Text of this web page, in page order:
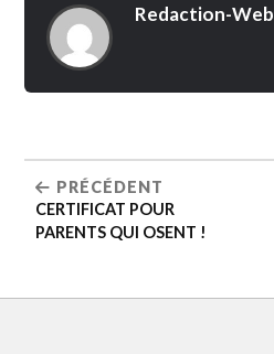
Redaction-Web
PRÉCÉDENT
CERTIFICAT POUR
PARENTS QUI OSENT !